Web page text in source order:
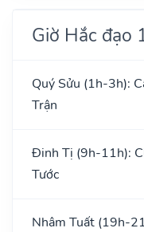
Giờ Hắc đạo
Quý Sửu (1h-3h):
Trận
Đinh Tị (9h-11h):
Tước
Nhâm Tuất (19h-